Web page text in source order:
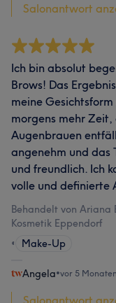
Salonantwort
Ich bin absolut
Brows! Das
meine
morgens mehr
Augenbrauen
angenehm und das
und freundlich. Ich
volle und definierte
Behandelt von Ariana
Kosmetik Eppendorf
•
Make-Up
Angela•vor 5 Monaten
Salonantwort